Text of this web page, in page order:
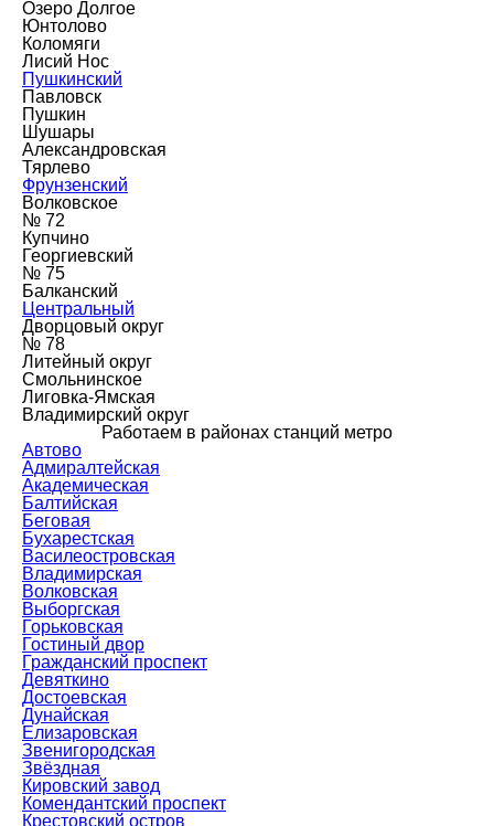
Озеро Долгое
Юнтолово
Коломяги
Лисий Нос
Пушкинский
Павловск
Пушкин
Шушары
Александровская
Тярлево
Фрунзенский
Волковское
№ 72
Купчино
Георгиевский
№ 75
Балканский
Центральный
Дворцовый округ
№ 78
Литейный округ
Смольнинское
Лиговка-Ямская
Владимирский округ
Работаем в районах станций метро
Автово
Адмиралтейская
Академическая
Балтийская
Беговая
Бухарестская
Василеостровская
Владимирская
Волковская
Выборгская
Горьковская
Гостиный двор
Гражданский проспект
Девяткино
Достоевская
Дунайская
Елизаровская
Звенигородская
Звёздная
Кировский завод
Комендантский проспект
Крестовский остров